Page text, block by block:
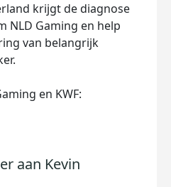
krijgt de diagnose
NLD Gaming en help
van belangrijk
en KWF:
aan Kevin